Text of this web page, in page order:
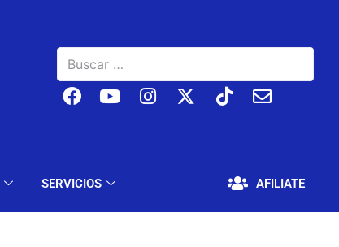
SERVICIOS AFILIATE
EDUCACIÓN Y CULTURA SERVICIOS